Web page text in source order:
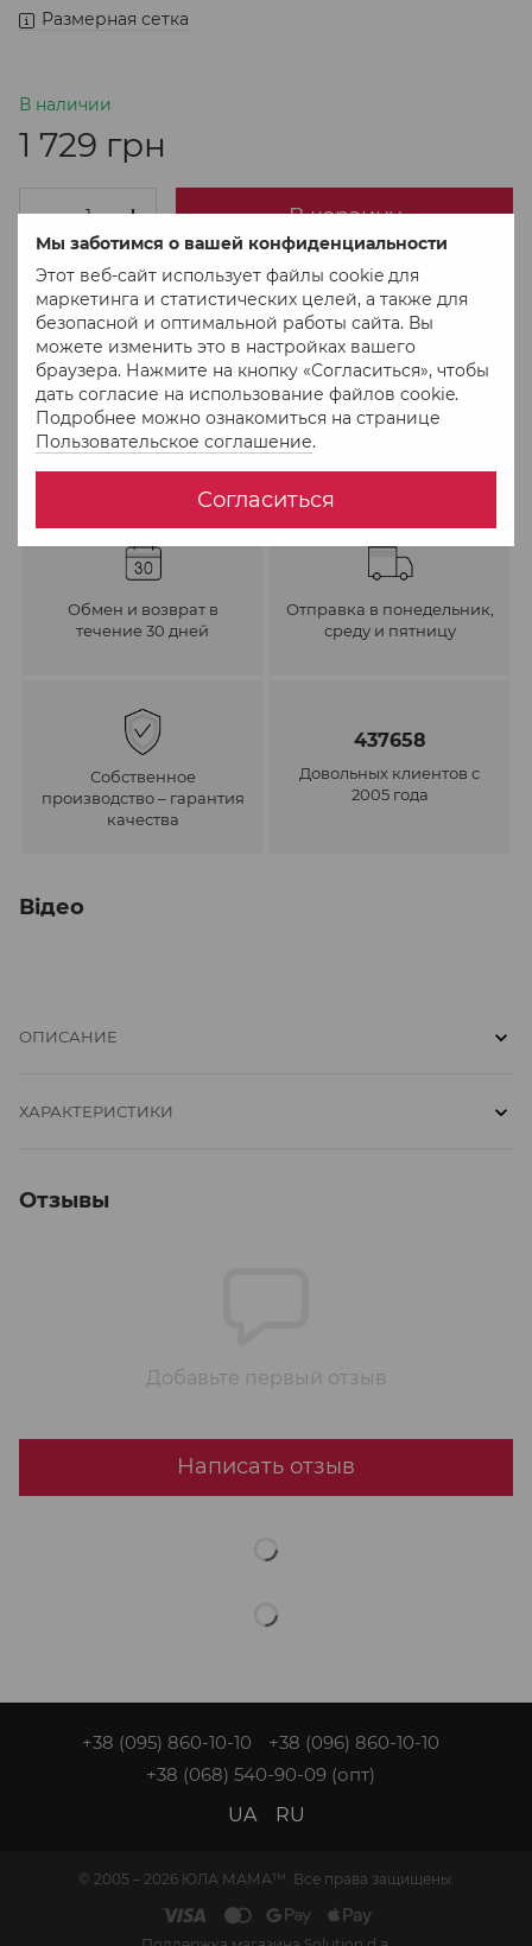
Мы заботимся о вашей конфиденциальности
Этот веб-сайт использует файлы cookie для
маркетинга и статистических целей, а также для
безопасной и оптимальной работы сайта. Вы
можете изменить это в настройках вашего
браузера. Нажмите на кнопку «Согласиться», чтобы
дать согласие на использование файлов cookie.
Подробнее можно ознакомиться на странице
Пользовательское соглашение.
Согласиться
Размерная сетка
В наличии
1 729 грн
В корзину
Купить в 1 клік
В избранное К сравнению
Обмен и возврат в
течение 30 дней
Отправка в понедельник,
среду и пятницу
Собственное
производство – гарантия
качества
437658
Довольных клиентов с
2005 года
Відео
ОПИСАНИЕ
ХАРАКТЕРИСТИКИ
Отзывы
Добавьте первый отзыв
Написать отзыв
+38 (095) 860-10-10
+38 (096) 860-10-10
+38 (068) 540-90-09 (опт)
© 2005 – 2026 ЮЛА МАМА™. Все права защищены.
UA RU